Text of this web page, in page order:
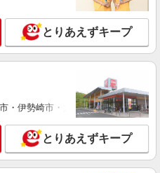
とりあえずキープ
・伊勢崎市・太田市・館林市・藤
とりあえずキープ